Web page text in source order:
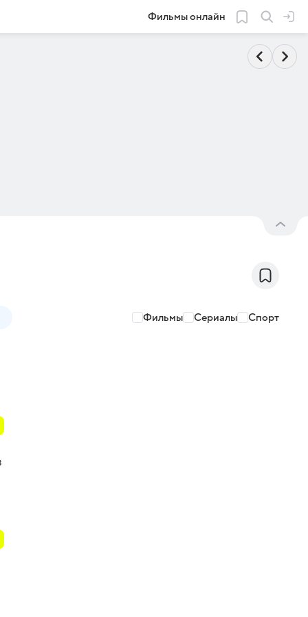
Фильмы онлайн
Фильмы Сериалы Спорт